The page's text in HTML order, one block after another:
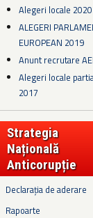
Alegeri locale 2020
ALEGERI
EUROPEAN 2019
Anunt recrutare
Alegeri locale
2017
Strategia
Națională
Anticorupție
Declarația de aderare
Rapoarte